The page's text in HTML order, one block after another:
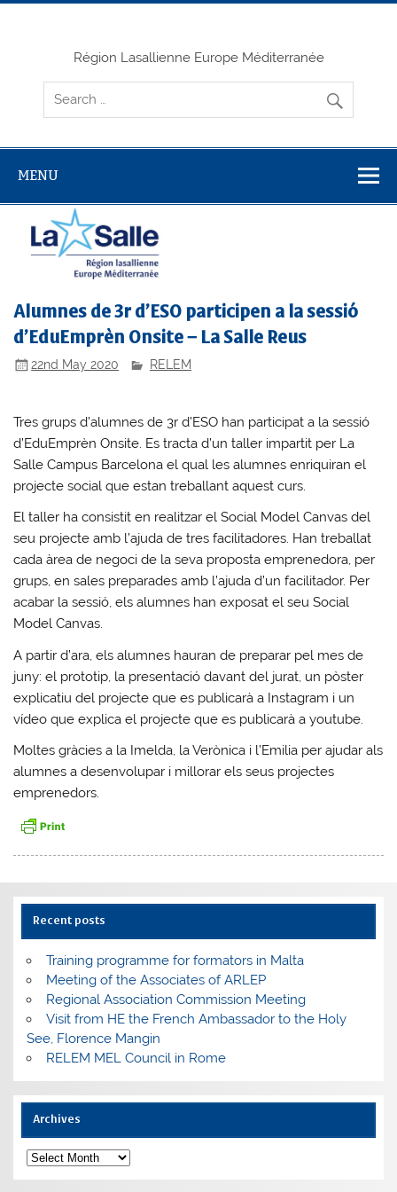
Skip
Région Lasallienne Europe Méditerranée
MENU
Alumnes de 3r d’ESO participen a la sessió
d’EduEmprèn Onsite – La Salle Reus
22nd May 2020 RELEM
Tres grups d’alumnes de 3r d’ESO han participat a la sessió
d’EduEmprèn Onsite. Es tracta d’un taller impartit per La
Salle Campus Barcelona el qual les alumnes enriquiran el
projecte social que estan treballant aquest curs.
El taller ha consistit en realitzar el Social Model Canvas del
seu projecte amb l’ajuda de tres facilitadores. Han treballat
cada àrea de negoci de la seva proposta emprenedora, per
grups, en sales preparades amb l’ajuda d’un facilitador. Per
acabar la sessió, els alumnes han exposat el seu Social
Model Canvas.
A partir d’ara, els alumnes hauran de preparar pel mes de
juny: el prototip, la presentació davant del jurat, un pòster
explicatiu del projecte que es publicarà a Instagram i un
vídeo que explica el projecte que es publicarà a youtube.
Moltes gràcies a la Imelda, la Verònica i l’Emilia per ajudar als
alumnes a desenvolupar i millorar els seus projectes
emprenedors.
Recent posts
Training programme for formators in Malta
Meeting of the Associates of ARLEP
Regional Association Commission Meeting
Visit from HE the French Ambassador to the Holy
See, Florence Mangin
RELEM MEL Council in Rome
Archives
Archives